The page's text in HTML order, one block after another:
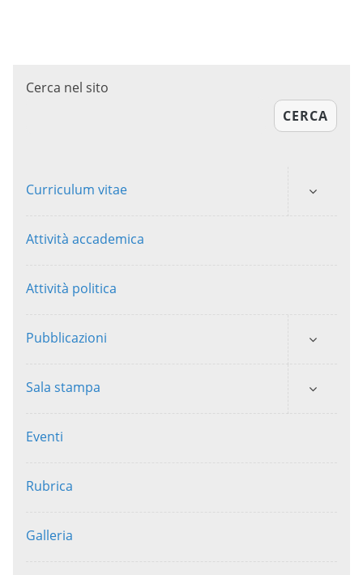
Cerca nel sito
CERCA
Curriculum vitae
Attività accademica
Attività politica
Pubblicazioni
Sala stampa
Eventi
Rubrica
Galleria